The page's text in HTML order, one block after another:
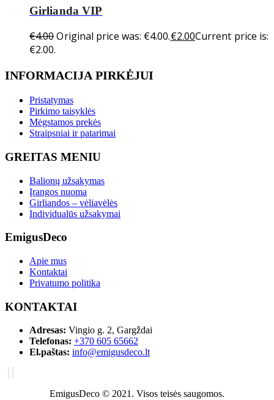
Girlianda VIP
€4.00Original price was: €4.00.€2.00Current price is:
€2.00.
INFORMACIJA PIRKĖJUI
Pristatymas
Pirkimo taisyklės
Mėgstamos prekės
Straipsniai ir patarimai
GREITAS MENIU
Balionų užsakymas
Įrangos nuoma
Girliandos – vėliavėlės
Individualūs užsakymai
EmigusDeco
Apie mus
Kontaktai
Privatumo politika
KONTAKTAI
Adresas: Vingio g. 2, Gargždai
Telefonas: +370 605 65662
El.paštas: info@emigusdeco.lt
EmigusDeco © 2021. Visos teisės saugomos.